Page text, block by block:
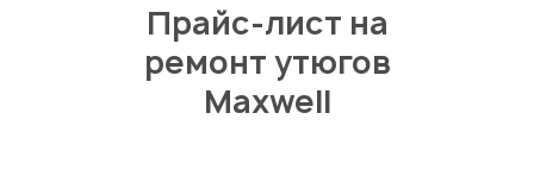
Прайс-лист на
ремонт утюгов
Maxwell